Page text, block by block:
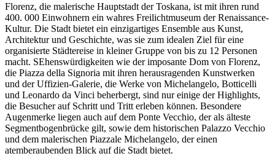
Florenz, die malerische Hauptstadt der Toskana, ist mit ihren rund
400. 000 Einwohnern ein wahres Freilichtmuseum der Renaissance-
Kultur. Die Stadt bietet ein einzigartiges Ensemble aus Kunst,
Architektur und Geschichte, was sie zum idealen Ziel für eine
organisierte Städtereise in kleiner Gruppe von bis zu 12 Personen
macht. SEhenswürdigkeiten wie der imposante Dom von Florenz,
die Piazza della Signoria mit ihren herausragenden Kunstwerken
und der Uffizien-Galerie, die Werke von Michelangelo, Botticelli
und Leonardo da Vinci beherbergt, sind nur einige der Highlights,
die Besucher auf Schritt und Tritt erleben können. Besondere
Augenmerke liegen auch auf dem Ponte Vecchio, der als älteste
Segmentbogenbrücke gilt, sowie dem historischen Palazzo Vecchio
und dem malerischen Piazzale Michelangelo, der einen
atemberaubenden Blick auf die Stadt bietet.